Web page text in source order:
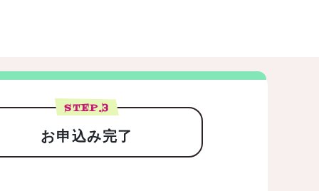
STEP.3
お申込み完了